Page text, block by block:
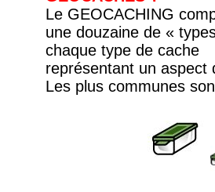
Le GEOCACHING
une douzaine de «
chaque type de cache
représentant un aspect
Les plus communes